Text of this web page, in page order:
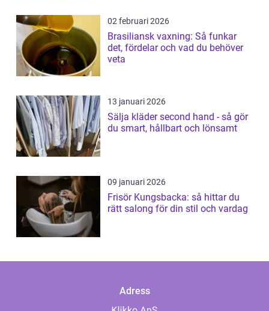
02 februari 2026
Brasiliansk vaxning: Så funkar
det, fördelar och vad du behöver
veta
13 januari 2026
Sälja kläder second hand - så gör
du smart, hållbart och lönsamt
09 januari 2026
Frisör Kungsbacka: så hittar du
rätt salong för din stil och vardag
Adress